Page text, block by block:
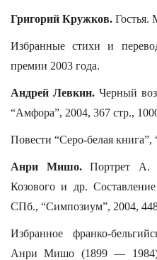
Григорий Кружков. Гостья.
Избранные стихи и
премии 2003 года.
Андрей Левкин. Черный
“Амфора”, 2004, 367 стр.,
Повести “Серо-белая
Анри Мишо.Портрет А.
Козового и др.
СПб., “Симпозиум”, 2004, 448
Избранное франко-
Анри Мишо (1899 — 1984),